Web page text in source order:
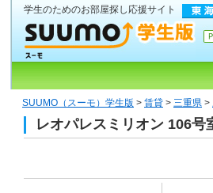
学生のためのお部屋探し応援サイト
SUUMO（スーモ）学生版 > 賃貸 > 三重県 >
レオパレスミリオン 106